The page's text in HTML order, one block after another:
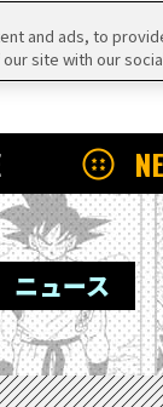
ニュース
and ads, to
site with our